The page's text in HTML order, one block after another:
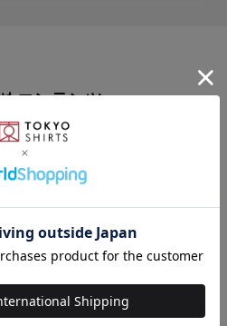
付けます。
お洒落な デザインのスリーブ
もおすすめです。
コンテンツ